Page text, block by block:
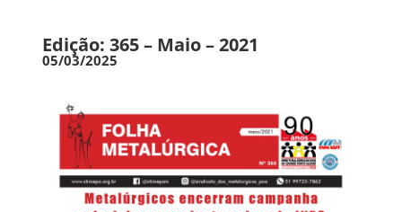
Edição: 365 – Maio – 2021
05/03/2025